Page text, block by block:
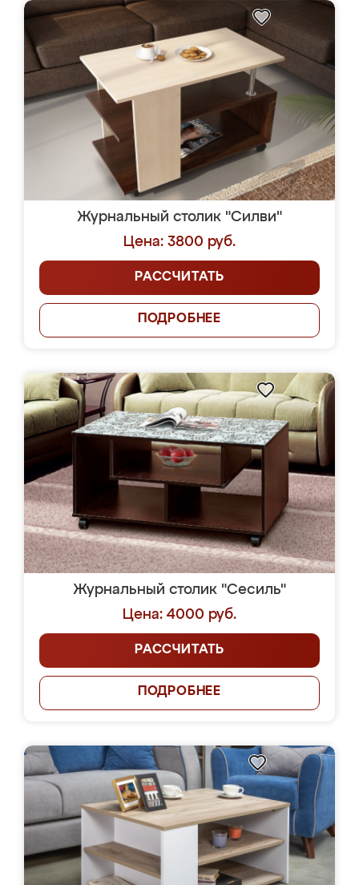
Журнальный столик "Силви"
Цена: 3800 руб.
РАССЧИТАТЬ
ПОДРОБНЕЕ
Журнальный столик "Сесиль"
Цена: 4000 руб.
РАССЧИТАТЬ
ПОДРОБНЕЕ